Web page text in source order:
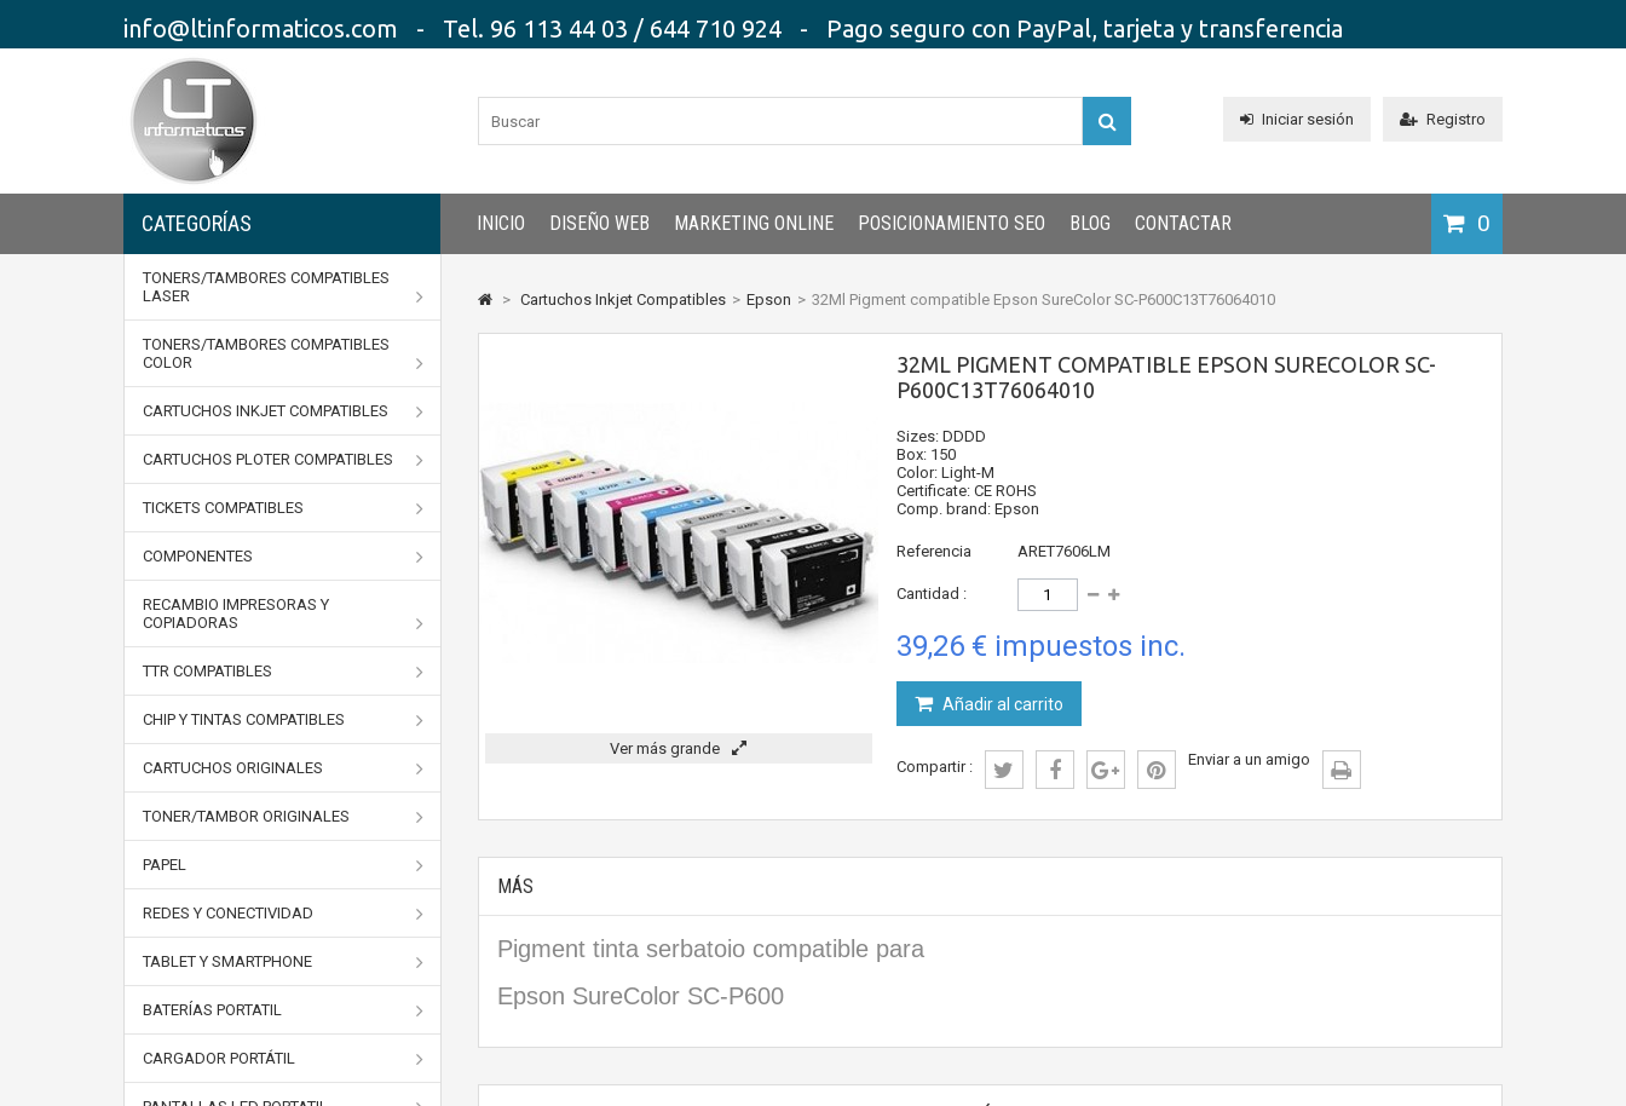
info@ltinformaticos.com - Tel. 96 113 44 03 / 644 710 924 - Pago seguro con PayPal, tarjeta y transferencia
Iniciar sesión Registro
CATEGORÍAS 0
INICIO DISEÑO WEB MARKETING ONLINE POSICIONAMIENTO SEO BLOG CONTACTAR
TONERS/TAMBORES COMPATIBLES
LASER
TONERS/TAMBORES COMPATIBLES
COLOR
CARTUCHOS INKJET COMPATIBLES
CARTUCHOS PLOTER COMPATIBLES
TICKETS COMPATIBLES
COMPONENTES
RECAMBIO IMPRESORAS Y
COPIADORAS
TTR COMPATIBLES
CHIP Y TINTAS COMPATIBLES
CARTUCHOS ORIGINALES
TONER/TAMBOR ORIGINALES
PAPEL
REDES Y CONECTIVIDAD
TABLET Y SMARTPHONE
BATERÍAS PORTATIL
CARGADOR PORTÁTIL
> Cartuchos Inkjet Compatibles > Epson > 32Ml Pigment compatible Epson SureColor SC-P600C13T76064010
Ver más grande
32ML PIGMENT COMPATIBLE EPSON SURECOLOR SC-
P600C13T76064010
Sizes: DDDD
Box: 150
Color: Light-M
Certificate: CE ROHS
Comp. brand: Epson
Referencia ARET7606LM
Cantidad :
39,26 € impuestos inc.
Añadir al carrito
Compartir : Enviar a un amigo
MÁS
Pigment tinta serbatoio compatible para
Epson SureColor SC-P600